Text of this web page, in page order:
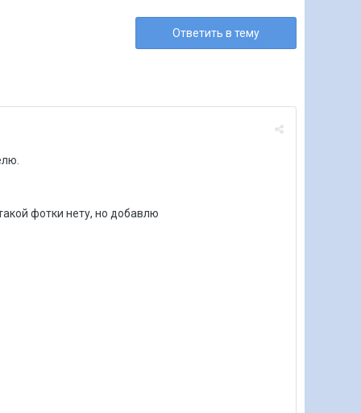
Ответить в тему
фотки нету, но добавлю